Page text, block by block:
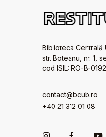
Biblioteca Centrală
str. Boteanu, nr. 1,
cod ISIL: RO-B-
contact@bcub.ro
+40 21 312 01 08